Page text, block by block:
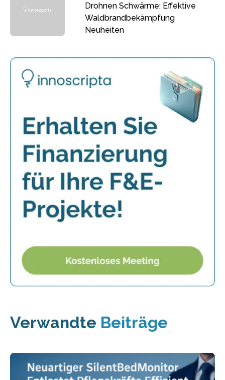
Drohnen Schwärme: Effektive
Waldbrandbekämpfung
Neuheiten
Verwandte Beiträge